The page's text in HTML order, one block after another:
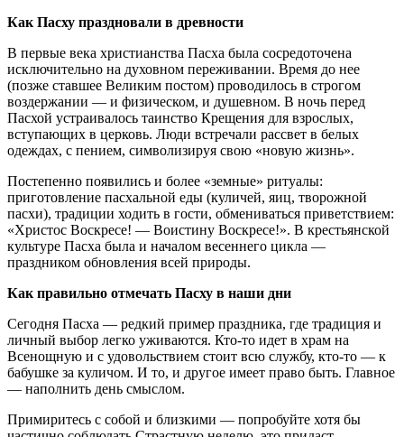
Как Пасху праздновали в древности
В первые века христианства Пасха была сосредоточена
исключительно на духовном переживании. Время до нее
(позже ставшее Великим постом) проводилось в строгом
воздержании — и физическом, и душевном. В ночь перед
Пасхой устраивалось таинство Крещения для взрослых,
вступающих в церковь. Люди встречали рассвет в белых
одеждах, с пением, символизируя свою «новую жизнь».
Постепенно появились и более «земные» ритуалы:
приготовление пасхальной еды (куличей, яиц, творожной
пасхи), традиции ходить в гости, обмениваться приветствием:
«Христос Воскресе! — Воистину Воскресе!». В крестьянской
культуре Пасха была и началом весеннего цикла —
праздником обновления всей природы.
Как правильно отмечать Пасху в наши дни
Сегодня Пасха — редкий пример праздника, где традиция и
личный выбор легко уживаются. Кто-то идет в храм на
Всенощную и с удовольствием стоит всю службу, кто-то — к
бабушке за куличом. И то, и другое имеет право быть. Главное
— наполнить день смыслом.
Примиритесь с собой и близкими — попробуйте хотя бы